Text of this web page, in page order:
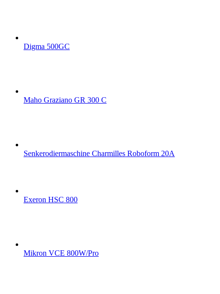
Digma 500GC
Maho Graziano GR 300 C
Senkerodiermaschine Charmilles Roboform 20A
Exeron HSC 800
Mikron VCE 800W/Pro